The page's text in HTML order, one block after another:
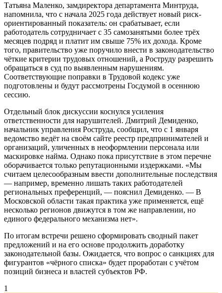
Татьяна Маленко, замдиректора департамента Минтруда,
напомнила, что с начала 2025 года действует новый риск-
ориентированный показатель: он срабатывает, если
работодатель сотрудничает с 35 самозанятыми более трёх
месяцев подряд и платит им свыше 75% их дохода. Кроме
того, правительство уже поручило внести в законодательство
чёткие критерии трудовых отношений, а Роструду разрешить
обращаться в суд по выявленным нарушениям.
Соответствующие поправки в Трудовой кодекс уже
подготовлены и будут рассмотрены Госдумой в осеннюю
сессию.
Отдельный блок дискуссии коснулся усиления
ответственности для нарушителей. Дмитрий Демиденко,
начальник управления Роструда, сообщил, что с 1 января
ведомство ведёт на своём сайте реестр предпринимателей и
организаций, уличенных в неоформлении персонала или
маскировке найма. Однако пока присутствие в этом перечне
оборачивается только репутационными издержками. «Мы
считаем целесообразным ввести дополнительные последствия
— например, временно лишать таких работодателей
региональных преференций, — пояснил Демиденко. — В
Московской области такая практика уже применяется, ещё
несколько регионов движутся в том же направлении, но
единого федерального механизма нет».
По итогам встречи решено сформировать сводный пакет
предложений и на его основе продолжить доработку
законодательной базы. Ожидается, что вопрос о санкциях для
фигурантов «чёрного списка» будет проработан с учётом
позиций бизнеса и властей субъектов РФ.
1